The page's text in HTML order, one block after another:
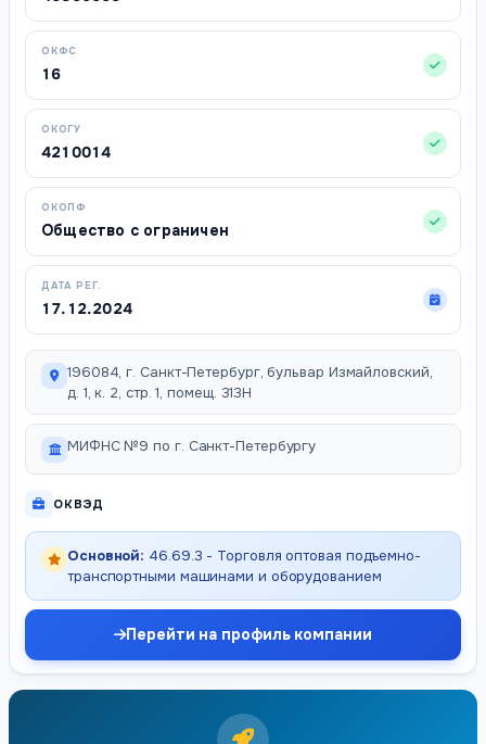
ОКФС
16
ОКОГУ
4210014
ОКОПФ
Общество с ограничен
ДАТА РЕГ.
17.12.2024
196084, г. Санкт-Петербург, бульвар Измайловский,
д. 1, к. 2, стр. 1, помещ. 313Н
МИФНС №9 по г. Санкт-Петербургу
ОКВЭД
Основной: 46.69.3 - Торговля оптовая подъемно-
транспортными машинами и оборудованием
Перейти на профиль компании